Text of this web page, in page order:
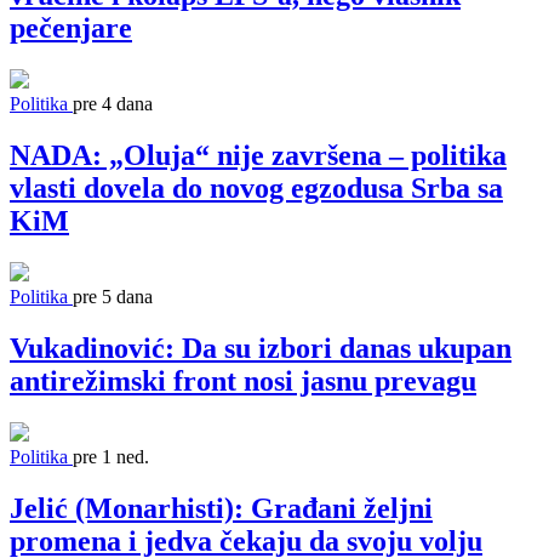
pečenjare
Politika pre 4 dana
NADA: „Oluja“ nije završena – politika
vlasti dovela do novog egzodusa Srba sa
KiM
Politika pre 5 dana
Vukadinović: Da su izbori danas ukupan
antirežimski front nosi jasnu prevagu
Politika pre 1 ned.
Jelić (Monarhisti): Građani željni
promena i jedva čekaju da svoju volju